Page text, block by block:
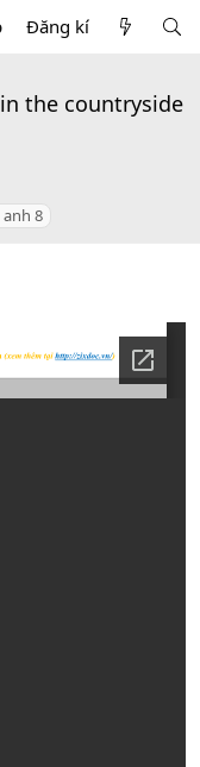
Đăng kí
the countryside
8